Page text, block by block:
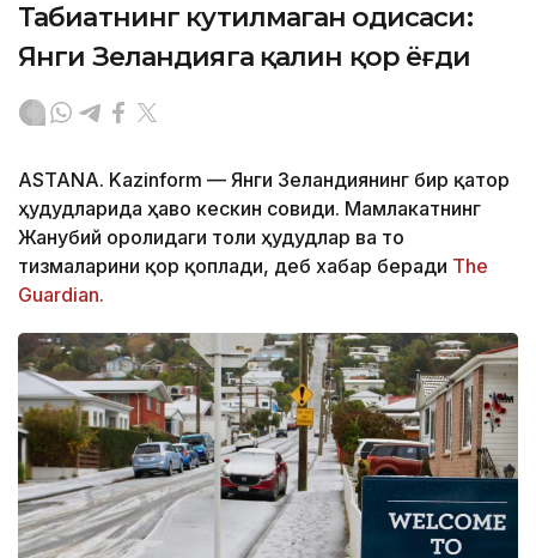
Табиатнинг кутилмаган ҳодисаси:
Янги Зеландияга қалин қор ёғди
ASTANA. Kazinform — Янги Зеландиянинг бир қатор
ҳудудларида ҳаво кескин совиди. Мамлакатнинг
Жанубий оролидаги тоғли ҳудудлар ва тоғ
тизмаларини қор қоплади, деб хабар беради The
Guardian.